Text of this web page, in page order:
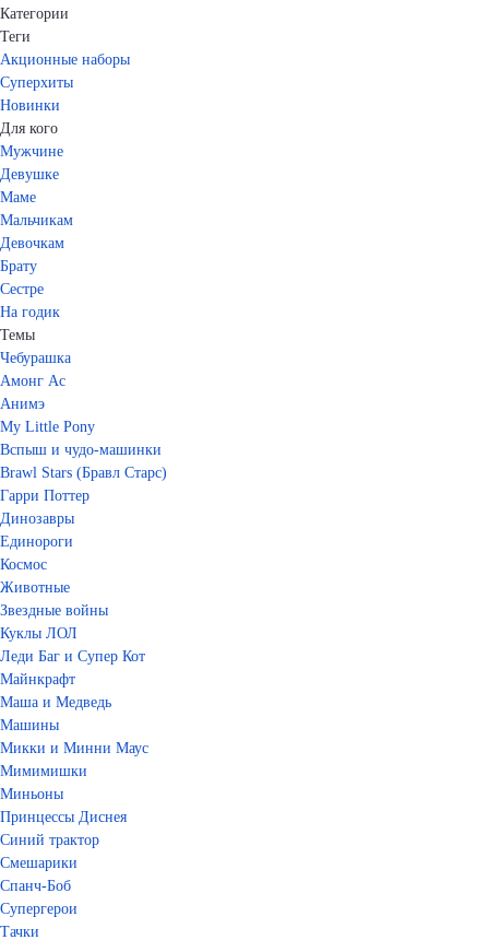
Категории
Теги
Акционные наборы
Суперхиты
Новинки
Для кого
Мужчине
Девушке
Маме
Мальчикам
Девочкам
Брату
Сестре
На годик
Темы
Чебурашка
Амонг Ас
Анимэ
My Little Pony
Вспыш и чудо-машинки
Brawl Stars (Бравл Старс)
Гарри Поттер
Динозавры
Единороги
Космос
Животные
Звездные войны
Куклы ЛОЛ
Леди Баг и Супер Кот
Майнкрафт
Маша и Медведь
Машины
Микки и Минни Маус
Мимимишки
Миньоны
Принцессы Диснея
Синий трактор
Смешарики
Спанч-Боб
Супергерои
Тачки